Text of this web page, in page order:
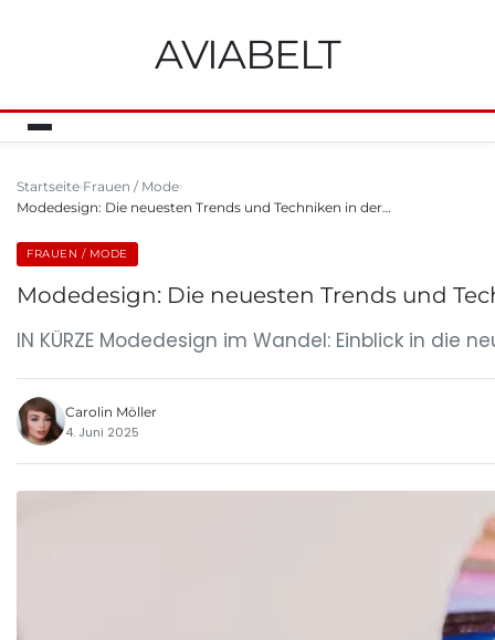
AVIABELT
Startseite Frauen / Mode
Modedesign: Die neuesten Trends und Techniken in der…
FRAUEN / MODE
Modedesign: Die neuesten Trends und
IN KÜRZE Modedesign im Wandel: Einblick in die
Carolin Möller
4. Juni 2025